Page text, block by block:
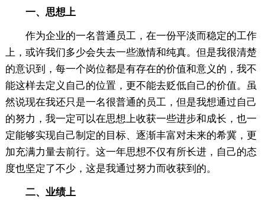
一、思想上
作为企业的一名普通员工，在一份平淡而稳定的工作
上，或许我们多少会失去一些激情和纯真。但是我很清楚
的意识到，每一个岗位都是有存在的价值和意义的，我不
能这样去定义自己的位置，更不能去贬低自己的价值。虽
然说现在我还只是一名很普通的员工，但是我想通过自己
的努力，我一定可以在思想上收获一些进步和成长，也一
定能够实现自己制定的目标、逐渐丰富对未来的希冀，更
加充满力量去前行。这一年思想不仅有所长进，自己的态
度也坚定了不少，这是我通过努力而收获到的。
二、业绩上